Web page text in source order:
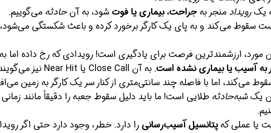
یکرویداد منجر بهجراحت، بیماری یا فوتشود، به آنحادثه می‌گوییم.
سقوط می‌کند و به پای یک کارگر برخورد کرده و باعث شکستگی
مورد، ارزشمندترین فرصت برای یادگیری است! رویدادی که رخ داده اما به
به آسیب یا بیماری نشده است. به آن Close Call یا Near Hit نیز می‌گویند.
می‌کند، اما با فاصله چند سانتی‌متری از کنار سر یک کارگر به زمین
یکشبه‌حادثه طلایی است! ما باید دلیل سقوط جعبه را دقیقاً مانند
یا عملی کهپتانسیل آسیب‌رسانی را دارد. خطر، وجود دارد حتی اگر